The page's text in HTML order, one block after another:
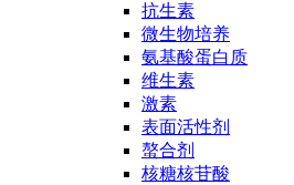
抗生素
微生物培养
氨基酸蛋白质
维生素
激素
表面活性剂
螯合剂
核糖核苷酸